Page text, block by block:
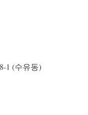
1 (수유동)